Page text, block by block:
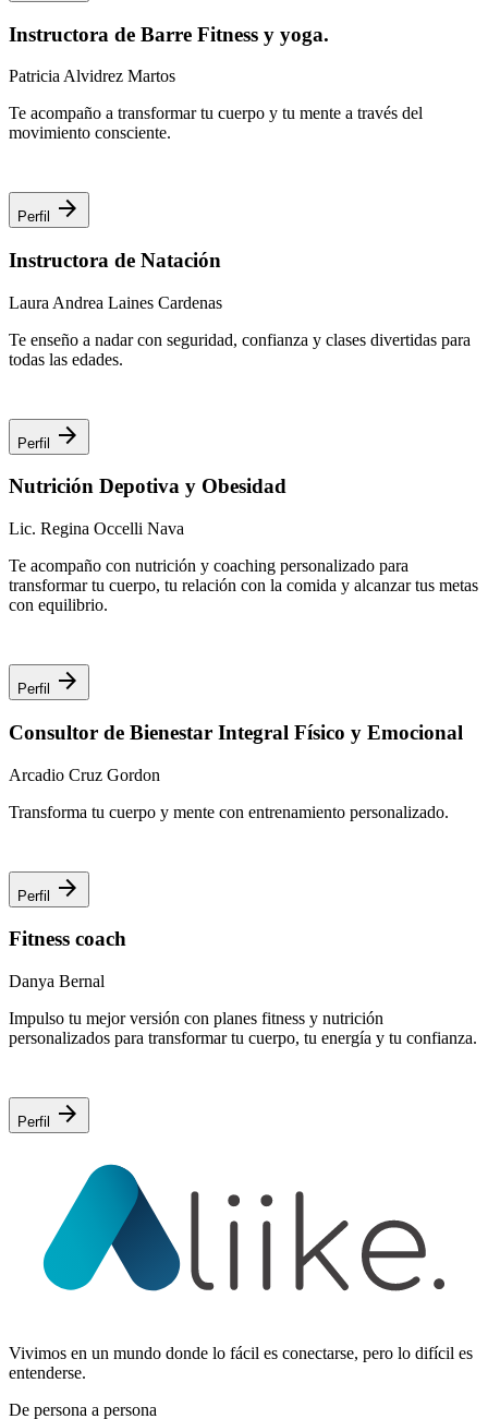
Instructora de Barre Fitness y yoga.
Patricia Alvidrez Martos
Te acompaño a transformar tu cuerpo y tu mente a través del
movimiento consciente.
Perfil arrow_forward
Instructora de Natación
Laura Andrea Laines Cardenas
Te enseño a nadar con seguridad, confianza y clases divertidas para
todas las edades.
Perfil arrow_forward
Nutrición Depotiva y Obesidad
Lic. Regina Occelli Nava
Te acompaño con nutrición y coaching personalizado para
transformar tu cuerpo, tu relación con la comida y alcanzar tus metas
con equilibrio.
Perfil arrow_forward
Consultor de Bienestar Integral Físico y Emocional
Arcadio Cruz Gordon
Transforma tu cuerpo y mente con entrenamiento personalizado.
Perfil arrow_forward
Fitness coach
Danya Bernal
Impulso tu mejor versión con planes fitness y nutrición
personalizados para transformar tu cuerpo, tu energía y tu confianza.
Perfil arrow_forward
Vivimos en un mundo donde lo fácil es conectarse, pero lo difícil es
entenderse.
De persona a persona